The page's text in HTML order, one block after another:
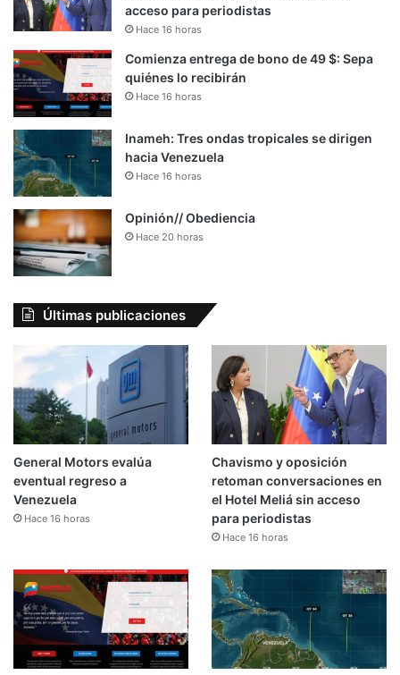
acceso para periodistas
Hace 16 horas
Comienza entrega de bono de 49 $: Sepa
quiénes lo recibirán
Hace 16 horas
Inameh: Tres ondas tropicales se dirigen
hacia Venezuela
Hace 16 horas
Opinión// Obediencia
Hace 20 horas
Últimas publicaciones
General Motors evalúa
eventual regreso a
Venezuela
Hace 16 horas
Chavismo y oposición
retoman conversaciones en
el Hotel Meliá sin acceso
para periodistas
Hace 16 horas